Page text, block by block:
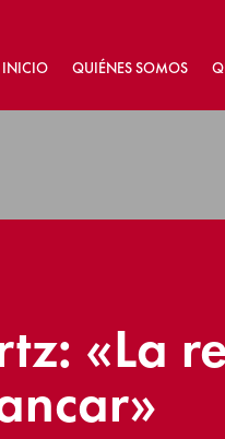
INICIO QUIÉNES SOMOS
«La